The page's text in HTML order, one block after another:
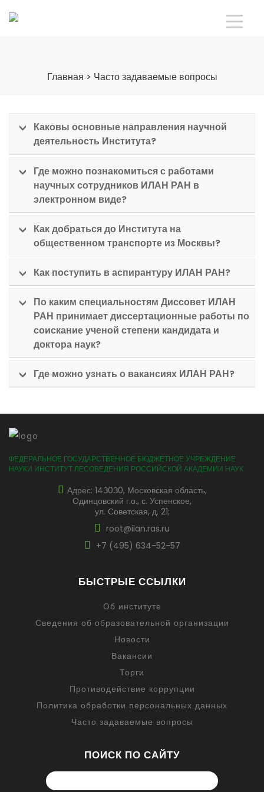
Главная > Часто задаваемые вопросы
Каковы основные направления научной
деятельность Института?
Где можно познакомиться с работами
научных сотрудников ИЛАН РАН в
электронном виде?
Как добраться до Института на
общественном транспорте из Москвы?
Как поступить в аспирантуру ИЛАН РАН?
По каким специальностям Диссовет ИЛАН
РАН принимает диссертационные работы по
соискание ученой степени кандидата и
доктора наук?
Где можно узнать о вакансиях ИЛАН РАН?
ФЕДЕРАЛЬНОЕ ГОСУДАРСТВЕННОЕ БЮДЖЕТНОЕ УЧРЕЖДЕНИЕ
НАУКИ ИНСТИТУТ ЛЕСОВЕДЕНИЯ РОССИЙСКОЙ АКАДЕМИИ НАУК
Адрес: 14З0З0, Московская область,
Одинцовский г.о., с. Успенское,
ул. Советская, д. 21;
root@ilan.ras.ru
+7 (495) 634-52-57
БЫСТРЫЕ ССЫЛКИ
Об институте
Сведения об образовательной организации
Новости
Вакансии
Торги
Противодействие коррупции
Политика обработки персональных данных
Часто задаваемые вопросы
ПОИСК ПО САЙТУ